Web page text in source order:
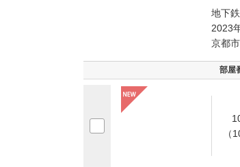
地下
2023
京都
部屋
（